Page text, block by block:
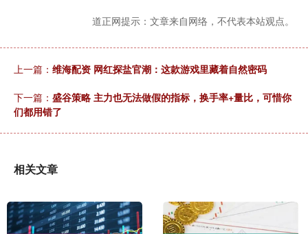
道正网提示：文章来自网络，不代表本站观点。
上一篇： 维海配资 网红探盐官潮：这款游戏里藏着自然密码
下一篇： 盛谷策略 主力也无法做假的指标，换手率+量比，可惜你
们都用错了
相关文章